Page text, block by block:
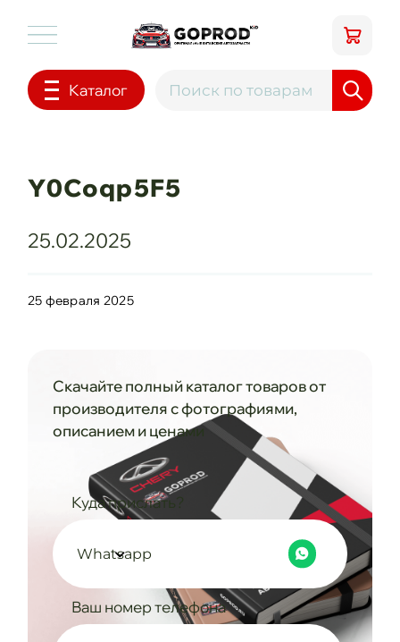
Каталог
Y0Coqp5F5
25.02.2025
25 февраля 2025
Скачайте полный каталог товаров от
производителя с фотографиями,
описанием и ценами
Куда прислать?
Whatsapp
Ваш номер телефона